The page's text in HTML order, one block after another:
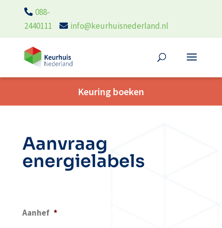
088-
2440111
info@keurhuisnederland.nl
Keuring boeken
Aanvraag
energielabels
Aanhef *